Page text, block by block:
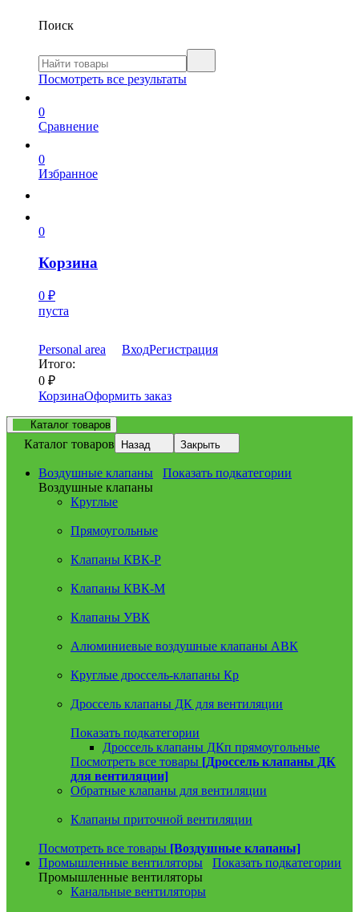
Поиск
Посмотреть все результаты
0
Сравнение
0
Избранное
0
Корзина
0 ₽
пуста
Personal area ВходРегистрация
Итого:
0 ₽
КорзинаОформить заказ
Каталог товаров
Каталог товаров Назад Закрыть
Воздушные клапаны
Показать подкатегории
Воздушные клапаны
Круглые
Прямоугольные
Клапаны КВК-Р
Клапаны КВК-М
Клапаны УВК
Алюминиевые воздушные клапаны АВК
Круглые дроссель-клапаны Кр
Дроссель клапаны ДК для вентиляции
Показать подкатегории
Дроссель клапаны ДКп прямоугольные
Посмотреть все товары [Дроссель клапаны ДК
для вентиляции]
Обратные клапаны для вентиляции
Клапаны приточной вентиляции
Посмотреть все товары [Воздушные клапаны]
Промышленные вентиляторы
Показать подкатегории
Промышленные вентиляторы
Канальные вентиляторы